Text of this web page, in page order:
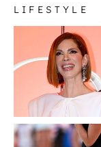
LIFESTYLE